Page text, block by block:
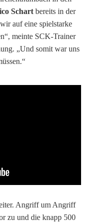
Schart bereits in der
auf eine spielstarke
meinte SCK-Trainer
„Und somit war uns
Angriff um Angriff
zu und die knapp 500